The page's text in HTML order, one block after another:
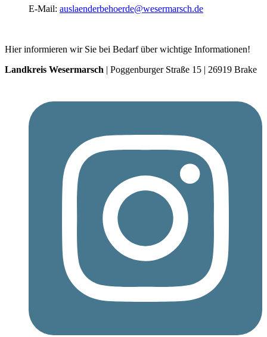
E-Mail: auslaenderbehoerde@wesermarsch.de
Hier informieren wir Sie bei Bedarf über wichtige Informationen!
Landkreis Wesermarsch | Poggenburger Straße 15 | 26919 Brake